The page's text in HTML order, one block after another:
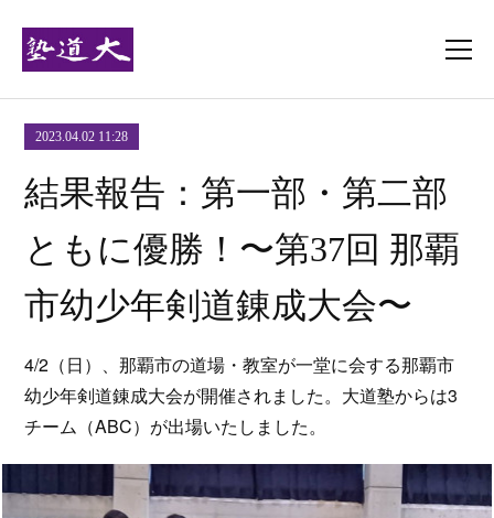
2023.04.02 11:28
結果報告：第一部・第二部
ともに優勝！〜第37回 那覇
市幼少年剣道錬成大会〜
4/2（日）、那覇市の道場・教室が一堂に会する那覇市
幼少年剣道錬成大会が開催されました。大道塾からは3
チーム（ABC）が出場いたしました。